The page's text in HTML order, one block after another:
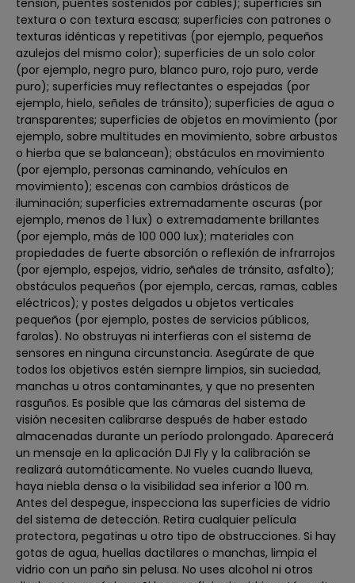
tensión, puentes sostenidos por cables); superficies sin
textura o con textura escasa; superficies con patrones o
texturas idénticas y repetitivas (por ejemplo, pequeños
azulejos del mismo color); superficies de un solo color
(por ejemplo, negro puro, blanco puro, rojo puro, verde
puro); superficies muy reflectantes o espejadas (por
ejemplo, hielo, señales de tránsito); superficies de agua o
transparentes; superficies de objetos en movimiento (por
ejemplo, sobre multitudes en movimiento, sobre arbustos
o hierba que se balancean); obstáculos en movimiento
(por ejemplo, personas caminando, vehículos en
movimiento); escenas con cambios drásticos de
iluminación; superficies extremadamente oscuras (por
ejemplo, menos de 1 lux) o extremadamente brillantes
(por ejemplo, más de 100 000 lux); materiales con
propiedades de fuerte absorción o reflexión de infrarrojos
(por ejemplo, espejos, vidrio, señales de tránsito, asfalto);
obstáculos pequeños (por ejemplo, cercas, ramas, cables
eléctricos); y postes delgados u objetos verticales
pequeños (por ejemplo, postes de servicios públicos,
farolas). No obstruyas ni interfieras con el sistema de
sensores en ninguna circunstancia. Asegúrate de que
todos los objetivos estén siempre limpios, sin suciedad,
manchas u otros contaminantes, y que no presenten
rasguños. Es posible que las cámaras del sistema de
visión necesiten calibrarse después de haber estado
almacenadas durante un período prolongado. Aparecerá
un mensaje en la aplicación DJI Fly y la calibración se
realizará automáticamente. No vueles cuando llueva,
haya niebla densa o la visibilidad sea inferior a 100 m.
Antes del despegue, inspecciona las superficies de vidrio
del sistema de detección. Retira cualquier película
protectora, pegatinas u otro tipo de obstrucciones. Si hay
gotas de agua, huellas dactilares o manchas, limpia el
vidrio con un paño sin pelusa. No uses alcohol ni otros